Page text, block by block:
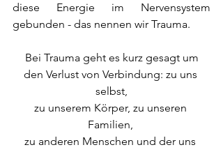
diese Energie im Nervensystem
gebunden - das nennen wir Trauma.
​Bei Trauma geht es kurz gesagt um
den Verlust von Verbindung: zu uns
selbst,
zu unserem Körper, zu unseren
Familien,
zu anderen Menschen und der uns